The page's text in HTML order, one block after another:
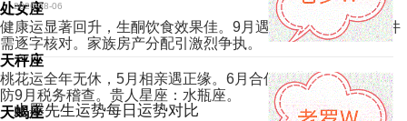
处女座
健康运显著回升，生酮饮食效果佳。9月遇伯乐提携，法律文件
需逐字核对。家族房产分配引激烈争执。
天秤座
桃花运全年无休，5月相亲遇正缘。6月合伙创业黄金期，财务
防9月税务稽查。贵人星座：水瓶座。
天蝎座
2026-08-06
水墨先生运势每日运势对比